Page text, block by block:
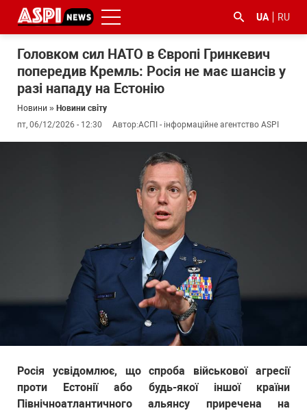
UA RU
Головком сил НАТО в Європі Гринкевич
попередив Кремль: Росія не має шансів у
разі нападу на Естонію
Новини » Новини світу
пт, 06/12/2026 - 12:30
Автор:АСПІ - інформаційне агентство ASPI
Росія усвідомлює, що спроба військової агресії
проти Естонії або будь-якої іншої країни
Північноатлантичного альянсу приречена на
#Київ